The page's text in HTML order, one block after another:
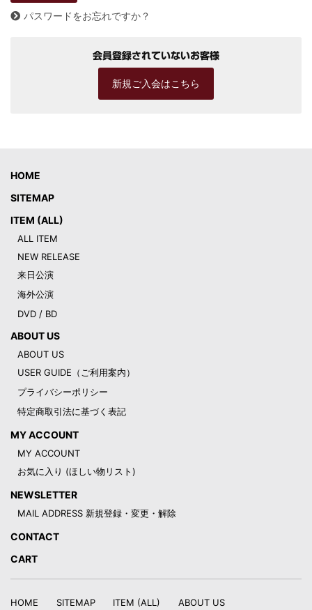
パスワードをお忘れですか？
会員登録されていないお客様
新規ご入会はこちら
HOME
SITEMAP
ITEM (ALL)
ALL ITEM
NEW RELEASE
来日公演
海外公演
DVD / BD
ABOUT US
ABOUT US
USER GUIDE（ご利用案内）
プライバシーポリシー
特定商取引法に基づく表記
MY ACCOUNT
MY ACCOUNT
お気に入り (ほしい物リスト)
NEWSLETTER
MAIL ADDRESS 新規登録・変更・解除
CONTACT
CART
HOME SITEMAP ITEM (ALL) ABOUT US